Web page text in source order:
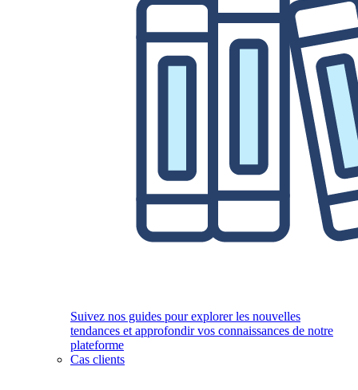
Suivez nos guides pour explorer les nouvelles
tendances et approfondir vos connaissances de notre
plateforme
Cas clients